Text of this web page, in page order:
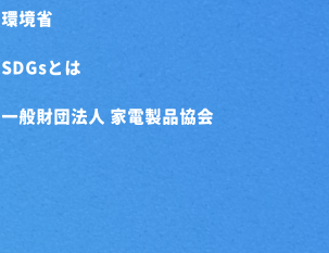
環境省
SDGsとは
一般財団法人 家電製品協会